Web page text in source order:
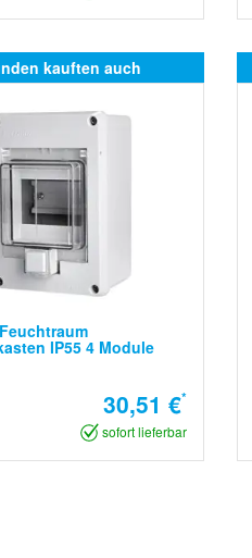
kauften auch
IP55 4 Module
30,51 €*
sofort lieferbar